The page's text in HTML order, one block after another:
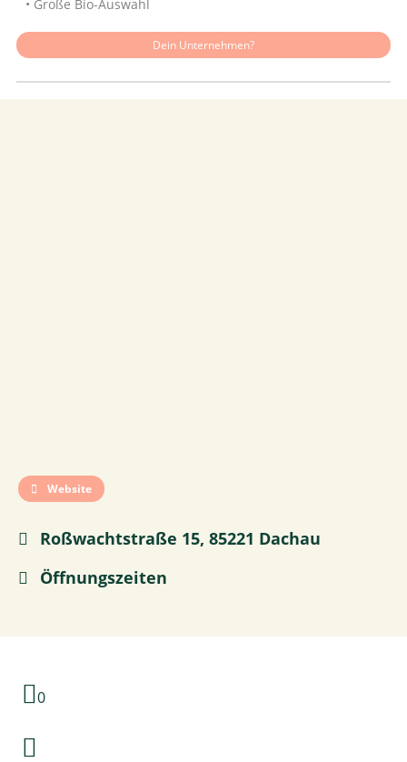
• Große Bio-Auswahl
Dein Unternehmen?
Website
Roßwachtstraße 15, 85221 Dachau
Öffnungszeiten
0